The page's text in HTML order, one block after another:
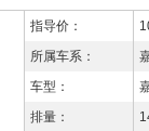
指导价：
所属车系：
车型：
排量：